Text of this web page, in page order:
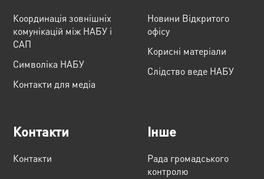
Координація зовнішніх
комунікацій між НАБУ і
САП
Cимволіка НАБУ
Контакти для медіа
Новини Відкритого
офісу
Корисні матеріали
Слідство веде НАБУ
Контакти
Контакти
Інше
Рада громадського
контролю